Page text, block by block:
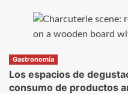
Gastronomía
Los espacios de
consumo de productos